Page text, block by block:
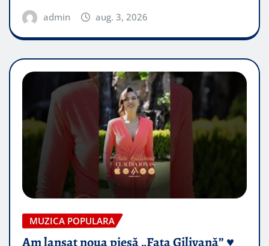
admin aug. 3, 2026
MUZICA POPULARA